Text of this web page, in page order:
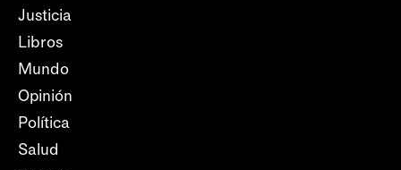
Justicia
Libros
Mundo
Opinión
Política
Salud